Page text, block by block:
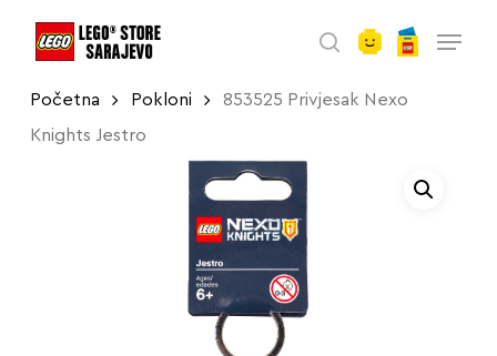
search
Početna Pokloni 853525 Privjesak Nexo
Knights Jestro